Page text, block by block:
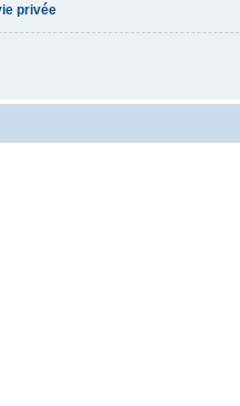
privée